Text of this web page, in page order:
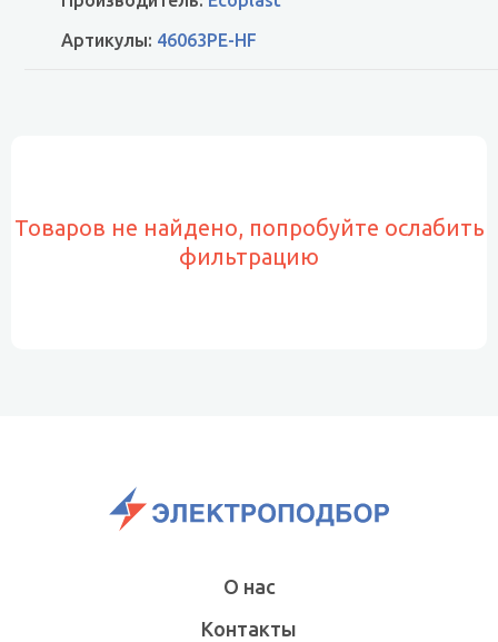
Артикулы: 46063PE-HF
Товаров не найдено, попробуйте ослабить
фильтрацию
О нас
Контакты